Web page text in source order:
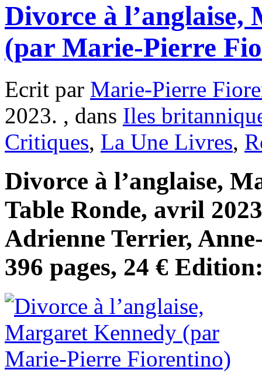
Divorce à
(par Marie-Pierre
Ecrit par Marie-Pierre
2023. , dans Iles
Critiques, La Une Livres,
Divorce à l’anglaise,
Table Ronde, avril
Adrienne Terrier,
396 pages, 24 €